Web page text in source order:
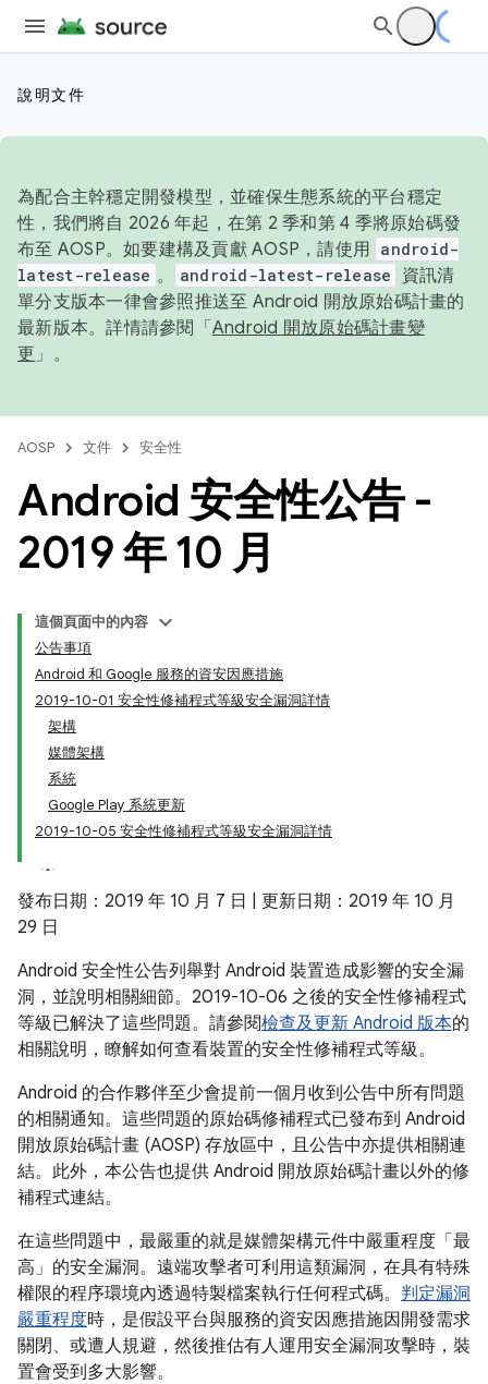
說明文件
為配合主幹穩定開發模型，並確保生態系統的平台穩定
性，我們將自 2026 年起，在第 2 季和第 4 季將原始碼發
布至 AOSP。如要建構及貢獻 AOSP，請使用 android-
latest-release 。 android-latest-release
資訊清
單分支版本一律會參照推送至 Android 開放原始碼計畫的
最新版本。詳情請參閱「 Android 開放原始碼計畫變
更 」。
AOSP 文件 安全性
Android 安全性公告 -
2019 年 10 月
這個頁面中的內容
公告事項
Android 和 Google 服務的資安因應措施
2019-10-01 安全性修補程式等級安全漏洞詳情
架構
媒體架構
系統
Google Play 系統更新
2019-10-05 安全性修補程式等級安全漏洞詳情
發布日期：2019 年 10 月 7 日 | 更新日期：2019 年 10 月
29 日
Android 安全性公告列舉對 Android 裝置造成影響的安全漏
洞，並說明相關細節。2019-10-06 之後的安全性修補程式
等級已解決了這些問題。請參閱檢查及更新 Android 版本的
相關說明，瞭解如何查看裝置的安全性修補程式等級。
Android 的合作夥伴至少會提前一個月收到公告中所有問題
的相關通知。這些問題的原始碼修補程式已發布到 Android
開放原始碼計畫 (AOSP) 存放區中，且公告中亦提供相關連
結。此外，本公告也提供 Android 開放原始碼計畫以外的修
補程式連結。
在這些問題中，最嚴重的就是媒體架構元件中嚴重程度「最
高」的安全漏洞。遠端攻擊者可利用這類漏洞，在具有特殊
權限的程序環境內透過特製檔案執行任何程式碼。 判定漏洞
嚴重程度時，是假設平台與服務的資安因應措施因開發需求
關閉、或遭人規避，然後推估有人運用安全漏洞攻擊時，裝
置會受到多大影響。